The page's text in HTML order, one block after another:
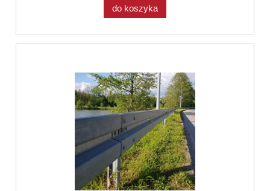
do koszyka